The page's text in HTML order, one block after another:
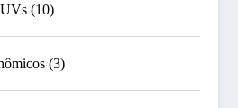
(10)
(3)